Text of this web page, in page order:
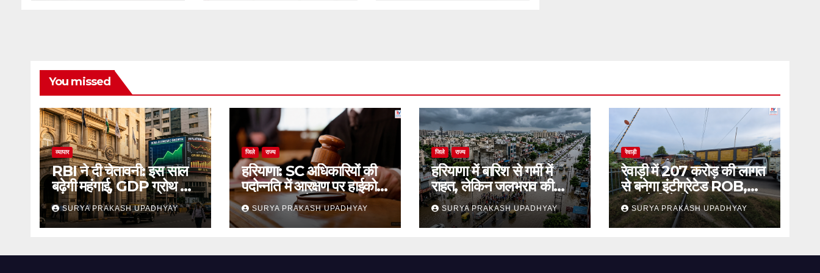
You missed
व्यापार
RBI ने दी चेतावनी: इस साल
बढ़ेगी महंगाई, GDP ग्रोथ का
अनुमान जारी
SURYA PRAKASH UPADHYAY
जिले राज्य
हरियाणा: SC अधिकारियों की
पदोन्नति में आरक्षण पर हाईकोर्ट
का स्थगन आदेश
SURYA PRAKASH UPADHYAY
जिले राज्य
हरियाणा में बारिश से गर्मी में
राहत, लेकिन जलभराव की
समस्या बरकरार
SURYA PRAKASH UPADHYAY
रेवाड़ी
रेवाड़ी में 207 करोड़ की लागत
से बनेगा इंटीग्रेटेड ROB,
जाम से मिलेगी राहत
SURYA PRAKASH UPADHYAY